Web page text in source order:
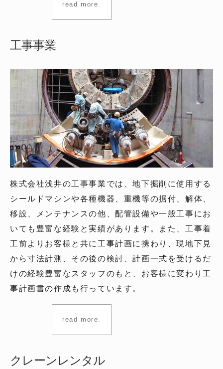
read more.
工事事業
株式会社浅井の工事事業では、地下掘削に使用する
シールドマシンや各種機器、重機等の据付、解体、
移設、メンテナンスの他、配管設備や一般工事にお
いても豊富な経験と実績があります。また、工事着
工前よりお客様と共に工事計画に携わり、現地下見
から寸法計測、その後の検討、計画一式を受けるだ
けの経験豊富なスタッフのもと、お客様に変わり工
事計画書の作成も行っています。
read more.
クレーンレンタル